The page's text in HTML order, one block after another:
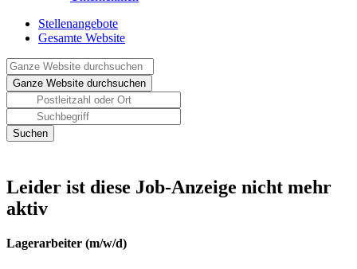
Stellenangebote
Gesamte Website
Leider ist diese Job-Anzeige nicht mehr
aktiv
Lagerarbeiter (m/w/d)